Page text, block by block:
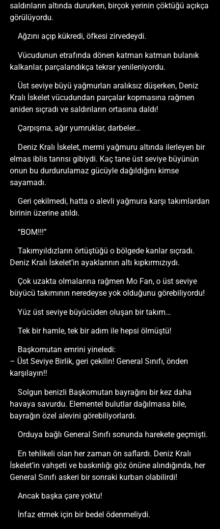
saldırıların altında dururken, birçok yerinin çöktüğü açıkça
görülüyordu.
Ağzını açıp kükredi, öfkesi zirvedeydi.
Vücudunun etrafında dönen katman katman bulanık
kalkanlar, parçalandıkça tekrar yenileniyordu.
Üst seviye büyü yağmurları aralıksız düşerken, Deniz
Kralı İskelet vücudundan parçalar kopmasına rağmen
aniden sıçradı ve saldırıların ortasına daldı!
Çarpışma, ağır yumruklar, darbeler…
Deniz Kralı İskelet, mermi yağmuru altında ilerleyen bir
elmas iblis tanrısı gibiydi. Kaç tane üst seviye büyünün
onun bu durdurulamaz gücüyle dağıldığını kimse
sayamadı.
Geri çekilmedi, hatta o alevli yağmura karşı takımlardan
birinin üzerine atıldı.
“BOM!!!”
Takımyıldızların örtüştüğü o bölgede kanlar sıçradı.
Deniz Kralı İskelet’in ayaklarının altı kıpkırmızıydı.
Çok uzakta olmalarına rağmen Mo Fan, o üst seviye
büyücü takımının neredeyse yok olduğunu görebiliyordu!
Yüz üst seviye büyücüden oluşan bir takım…
Tek bir hamle, tek bir adım ile hepsi ölmüştü!
Başkomutan emrini yineledi:
– Üst Seviye Birlik, geri çekilin! General Sınıfı, önden
karşılayın!!
Solgun benizli Başkomutan bayrağını bir kez daha
havaya savurdu. Elementel bulutlar dağılmasa bile,
bayrağın özel alevini görebiliyorlardı.
Orduya bağlı General Sınıfı sonunda harekete geçmişti.
En tehlikeli olan her zaman ön saflardı. Deniz Kralı
İskelet’in vahşeti ve baskınlığı göz önüne alındığında, her
General Sınıfı askeri bir sonraki kurban olabilirdi!
Ancak başka çare yoktu!
İnfaz etmek için bir bedel ödenmeliydi.